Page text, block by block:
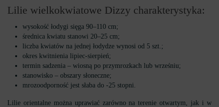
Lilie wielkokwiatowe Dizzy charakterystyka:
wysokość łodygi sięga 90–110 cm;
średnica kwiatu stanowi 20–25 cm;
liczba kwiatów na jednej łodydze wynosi od 5 szt.;
okres kwitnienia lipiec-sierpień;
termin sadzenia – wiosną po przymrozkach lub wrześniu;
stanowisko – obszary słoneczne;
mrozoodporność jest słaba do -25 stopni.
Lilie orientalne można uprawiać zarówno na terenie otwartym, jak i w